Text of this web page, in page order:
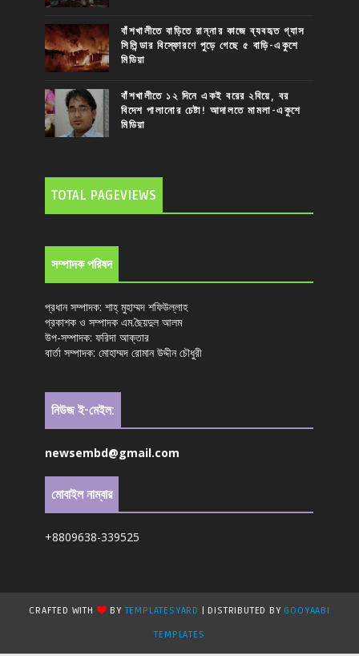
বাঁশখালীতে বাড়িতে রান্নার কাজে ব্যবহৃত গ্যাস
সিলিন্ডার বিস্ফোরণে পুড়ে গেছে ৫ বাড়ি-একুশে
মিডিয়া
বাঁশখালীতে ১২ দিনে একই বরের ২বিয়ে, বর
বিদেশ পালানোর চেষ্টা! আদালতে মামলা-একুশে
মিডিয়া
TOTAL PAGEVIEWS
সম্পাদক পরিষদ
প্রধান সম্পাদক: শাহ্ মুহাম্মদ শফিউল্লাহ
প্রকাশক ও সম্পাদক এম.ছৈয়দুল আলম
উপ-সম্পাদক: ফরিদা আক্তার
বার্তা সম্পাদক: মোহাম্মদ রোমান উদ্দীন চৌধুরী
নিউজ ই-মেইল:
newsembd@gmail.com
মোবাইল নাম্বার
+8809638-339525
CRAFTED WITH BYTEMPLATESYARD | DISTRIBUTED BY GOOYAABI
TEMPLATES